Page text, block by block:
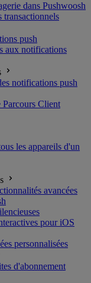
dans Pushwoosh
transactionnels
push
aux notifications
notifications push
Parcours Client
les appareils d'un
avancées
pour iOS
personnalisées
d'abonnement